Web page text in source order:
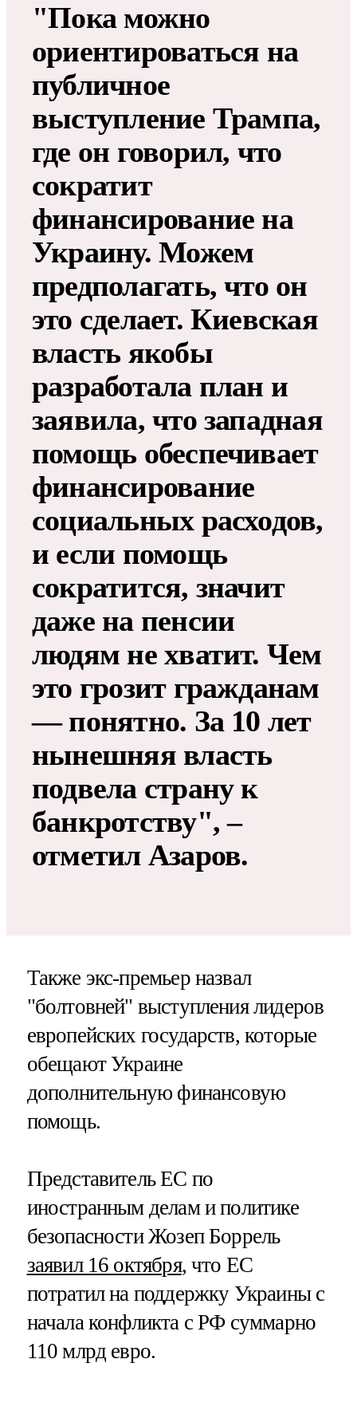
"Пока можно
ориентироваться на
публичное
выступление Трампа,
где он говорил, что
сократит
финансирование на
Украину. Можем
предполагать, что он
это сделает. Киевская
власть якобы
разработала план и
заявила, что западная
помощь обеспечивает
финансирование
социальных расходов,
и если помощь
сократится, значит
даже на пенсии
людям не хватит. Чем
это грозит гражданам
— понятно. За 10 лет
нынешняя власть
подвела страну к
банкротству", –
отметил Азаров.
Также экс-премьер назвал
"болтовней" выступления лидеров
европейских государств, которые
обещают Украине
дополнительную финансовую
помощь.
Представитель ЕС по
иностранным делам и политике
безопасности Жозеп Боррель
заявил 16 октября, что ЕС
потратил на поддержку Украины с
начала конфликта с РФ суммарно
110 млрд евро.